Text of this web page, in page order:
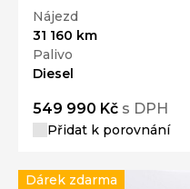
Nájezd
31 160 km
Palivo
Diesel
549 990 Kč s DPH
Přidat k porovnání
Dárek zdarma